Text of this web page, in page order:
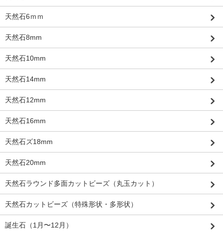
天然石6ｍｍ
天然石8mm
天然石10mm
天然石14mm
天然石12mm
天然石16mm
天然石ズ18mm
天然石20mm
天然石ラウンド多面カットビーズ（丸玉カット）
天然石カットビーズ（特殊形状・多形状）
誕生石（1月〜12月）